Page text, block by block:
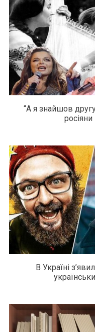
“А я знайшов
В Україні